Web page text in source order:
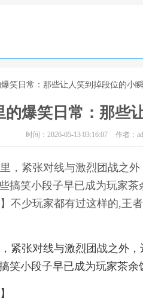
笑日常：那些让人笑到掉段位的小
的爆笑日常：那些
时间：2026-05-13 03:16:07 作者：
，紧张对线与激烈团战之
搞笑小段子早已成为玩家
不少玩家都有过这样的,王
紧张对线与激烈团战之外
笑小段子早已成为玩家茶